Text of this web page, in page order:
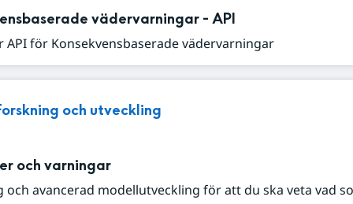
vädervarningar - API
API för Konsekvensbaserade vädervarningar
och utveckling
och varningar
och avancerad modellutveckling för att du ska veta vad